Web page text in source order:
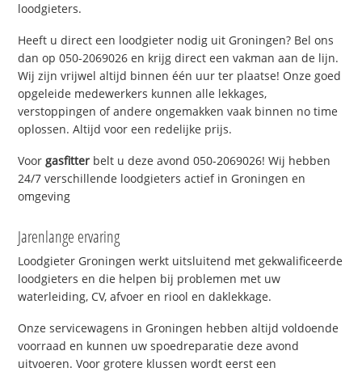
loodgieters.
Heeft u direct een loodgieter nodig uit Groningen? Bel ons
dan op 050-2069026 en krijg direct een vakman aan de lijn.
Wij zijn vrijwel altijd binnen één uur ter plaatse! Onze goed
opgeleide medewerkers kunnen alle lekkages,
verstoppingen of andere ongemakken vaak binnen no time
oplossen. Altijd voor een redelijke prijs.
Voorgasfitter belt u deze avond 050-2069026! Wij hebben
24/7 verschillende loodgieters actief in Groningen en
omgeving
Jarenlange ervaring
Loodgieter Groningen werkt uitsluitend met gekwalificeerde
loodgieters en die helpen bij problemen met uw
waterleiding, CV, afvoer en riool en daklekkage.
Onze servicewagens in Groningen hebben altijd voldoende
voorraad en kunnen uw spoedreparatie deze avond
uitvoeren. Voor grotere klussen wordt eerst een